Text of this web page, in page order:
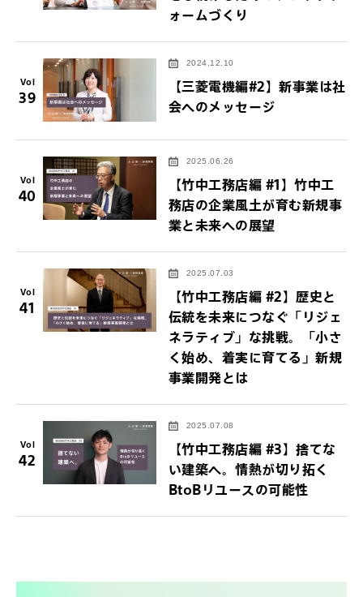
ォームづくり
Vol
39
2024.12.10
【三菱電機編#2】新事業は社
会へのメッセージ
Vol
40
2025.06.26
【竹中工務店編 #1】竹中工
務店の企業風土が育む新規事
業と未来への展望
Vol
41
2025.07.03
【竹中工務店編 #2】歴史と
伝統を未来につなぐ「リジェ
ネラティブ」な挑戦。「小さ
く始め、着実に育てる」新規
事業開発とは
Vol
42
2025.07.08
【竹中工務店編 #3】捨てな
い建築へ。情熱が切り拓く
BtoBリユースの可能性